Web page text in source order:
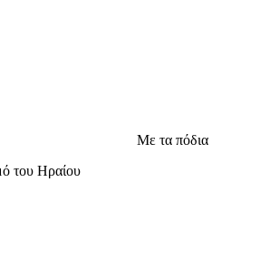
Με τα πόδια
του Ηραίου